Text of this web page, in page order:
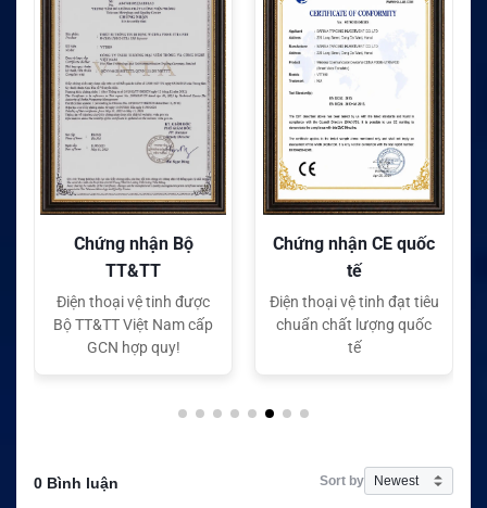
Chứng nhận Bộ
TT&TT
Điện thoại vệ tinh được
Bộ TT&TT Việt Nam cấp
GCN hợp quy!
Chứng nhận CE quốc
tế
Điện thoại vệ tinh đạt tiêu
chuẩn chất lượng quốc
tế
0 Bình luận Sort by